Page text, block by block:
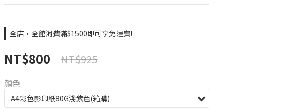
全店，全館消費滿$1500即可享免運費!
NT$800 NT$925
顏色